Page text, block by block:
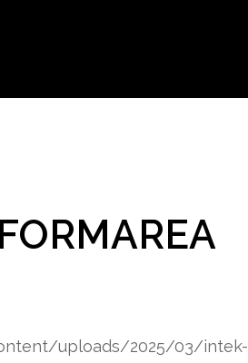
uploads/2025/03/intek-